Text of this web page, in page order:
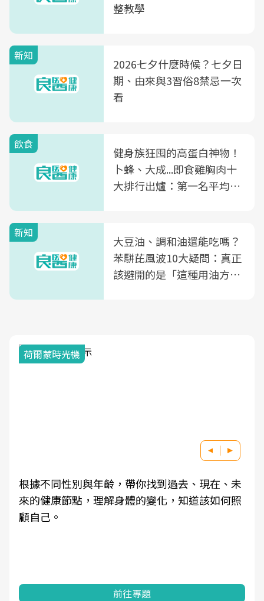
整教學
新知
2026七夕什麼時候？七夕日
期、由來與3習俗8禁忌一次
看
飲食
健身族狂囤的高蛋白神物！
卜蜂、大成...即食雞胸肉十
大排行出爐：第一名平均一
新知
大豆油、調和油還能吃嗎？
苯駢芘風波10大疑問：真正
該避開的是「這種用油方
荷爾蒙時光機
根據不同性別與年齡，帶你找到過去、現在、未
來的健康節點，理解身體的變化，知道該如何照
顧自己。
前往專題